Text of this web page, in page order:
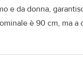
e da donna,
è 90 cm, ma a